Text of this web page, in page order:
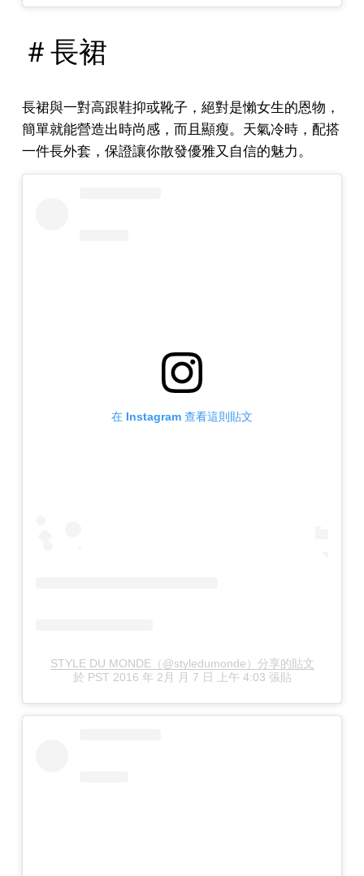
＃長裙
長裙與一對高跟鞋抑或靴子，絕對是懶女生的恩物，
簡單就能營造出時尚感，而且顯瘦。天氣冷時，配搭
一件長外套，保證讓你散發優雅又自信的魅力。
在 Instagram 查看這則貼文
STYLE DU MONDE（@styledumonde）分享的貼文
於 PST 2016 年 2月 月 7 日 上午 4:03 張貼